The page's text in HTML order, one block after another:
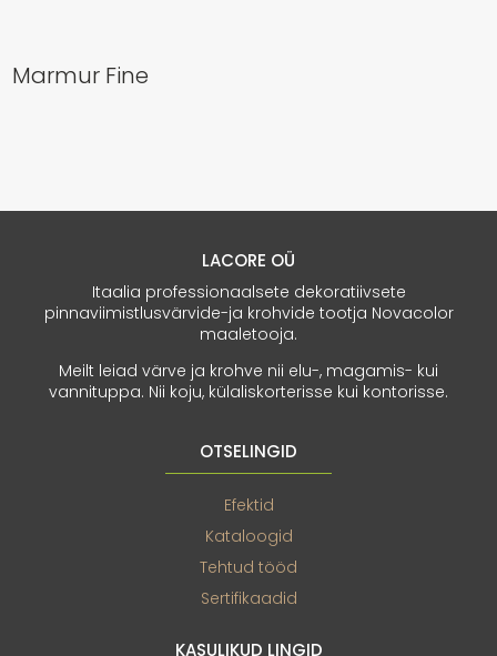
Marmur Fine
LACORE OÜ
Itaalia professionaalsete dekoratiivsete
pinnaviimistlusvärvide-ja krohvide tootja Novacolor
maaletooja.
Meilt leiad värve ja krohve nii elu-, magamis- kui
vannituppa. Nii koju, külaliskorterisse kui kontorisse.
OTSELINGID
Efektid
Kataloogid
Tehtud tööd
Sertifikaadid
KASULIKUD LINGID